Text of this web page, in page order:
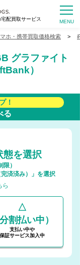
配買取サービス
ホ・携帯買取価格検索 >
グラファイト
）
！
る
態を選択
）
済済み）」を選択
ら
△
割払い中）
支払い中や
保証サービス加入中